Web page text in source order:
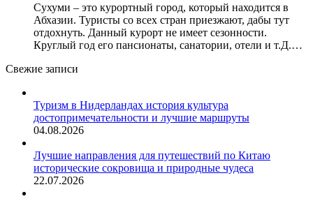
Сухуми – это курортный город, который находится в
Абхазии. Туристы со всех стран приезжают, дабы тут
отдохнуть. Данный курорт не имеет сезонности.
Круглый год его пансионаты, санатории, отели и т.Д.…
Свежие записи
Туризм в Нидерландах история культура
достопримечательности и лучшие маршруты
04.08.2026
Лучшие направления для путешествий по Китаю
исторические сокровища и природные чудеса
22.07.2026